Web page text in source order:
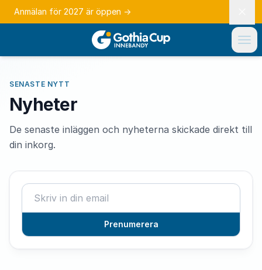
Anmälan för 2027 är öppen →
SENASTE NYTT
Nyheter
De senaste inläggen och nyheterna skickade direkt till
din inkorg.
Prenumerera